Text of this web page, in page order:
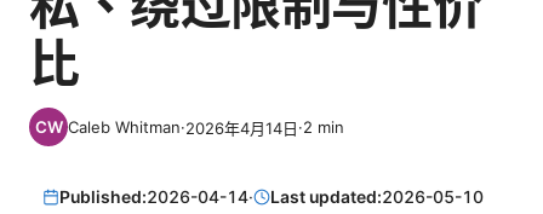
比
Caleb Whitman·2026年4月14日·2 min
Published:2026-04-14· Last updated:2026-05-10